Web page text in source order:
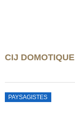
CIJ DOMOTIQUE
PAYSAGISTES